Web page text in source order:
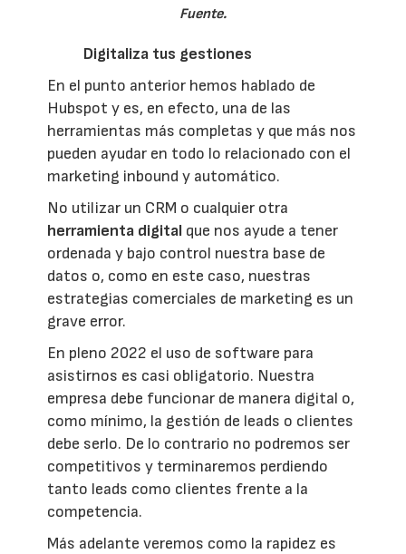
Fuente.
Digitaliza tus gestiones
En el punto anterior hemos hablado de
Hubspot y es, en efecto, una de las
herramientas más completas y que más nos
pueden ayudar en todo lo relacionado con el
marketing inbound y automático.
No utilizar un CRM o cualquier otra
herramienta digital que nos ayude a tener
ordenada y bajo control nuestra base de
datos o, como en este caso, nuestras
estrategias comerciales de marketing es un
grave error.
En pleno 2022 el uso de software para
asistirnos es casi obligatorio. Nuestra
empresa debe funcionar de manera digital o,
como mínimo, la gestión de leads o clientes
debe serlo. De lo contrario no podremos ser
competitivos y terminaremos perdiendo
tanto leads como clientes frente a la
competencia.
Más adelante veremos como la rapidez es